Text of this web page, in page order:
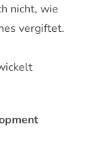
nicht, wie
vergiftet.